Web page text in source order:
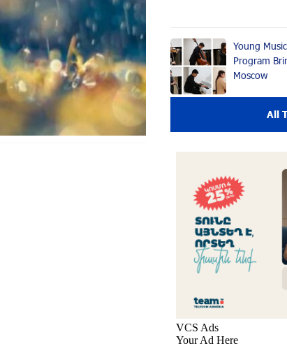
Young
Program
Moscow
The Sound
Educational
the Music
Musicians
Armenian
All